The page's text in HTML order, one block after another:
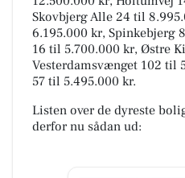
Skovbjerg Alle 24 til
6.195.000 kr, Spinkebjerg
16 til 5.700.000 kr, Østre
Vesterdamsvænget 102 til
57 til 5.495.000 kr.
Listen over de dyreste
derfor nu sådan ud: